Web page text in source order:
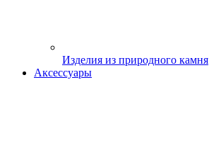
Изделия из природного камня
Аксессуары